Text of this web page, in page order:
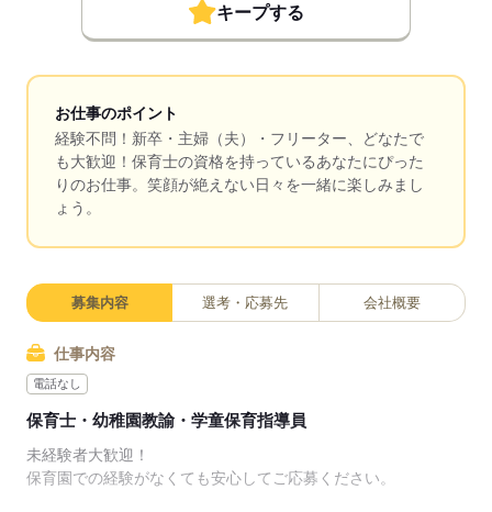
キープする
お仕事のポイント
経験不問！新卒・主婦（夫）・フリーター、どなたで
も大歓迎！保育士の資格を持っているあなたにぴった
りのお仕事。笑顔が絶えない日々を一緒に楽しみまし
ょう。
募集内容 選考・応募先 会社概要
仕事内容
電話なし
保育士・幼稚園教諭・学童保育指導員
未経験者大歓迎！
保育園での経験がなくても安心してご応募ください。